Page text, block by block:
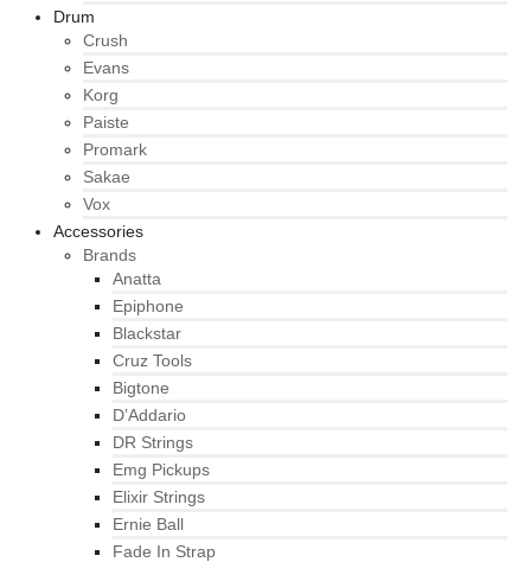
Drum
Crush
Evans
Korg
Paiste
Promark
Sakae
Vox
Accessories
Brands
Anatta
Epiphone
Blackstar
Cruz Tools
Bigtone
D’Addario
DR Strings
Emg Pickups
Elixir Strings
Ernie Ball
Fade In Strap